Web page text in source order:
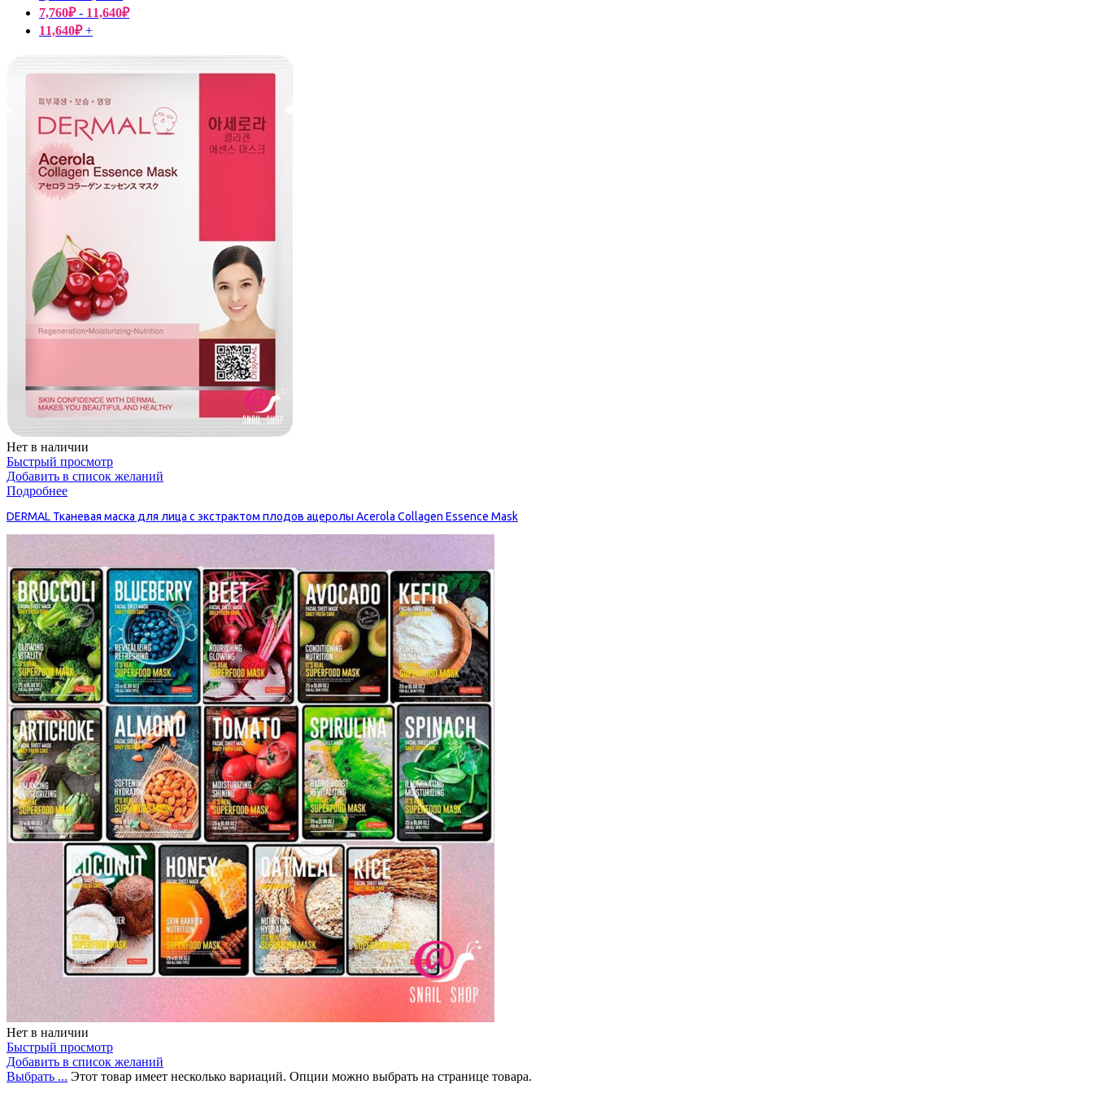
Пищевые добавки
Бытовая химия
7,760₽- 11,640₽
11,640₽+
Нет в наличии
Быстрый просмотр
Добавить в список желаний
Подробнее
DERMAL Тканевая маска для лица с экстрактом плодов ацеролы Acerola Collagen Essence Mask
Нет в наличии
Быстрый просмотр
Добавить в список желаний
Выбрать ... Этот товар имеет несколько вариаций. Опции можно выбрать на странице товара.